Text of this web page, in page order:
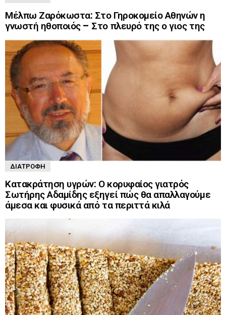
Μέλπω Ζαρόκωστα: Στο Γηροκομείο Αθηνών η
γνωστή ηθοποιός – Στο πλευρό της ο γιος της
ΔΙΑΤΡΟΦΉ
Κατακράτηση υγρών: Ο κορυφαίος γιατρός
Σωτήρης Αδαμίδης εξηγεί πώς θα απαλλαγούμε
άμεσα και φυσικά από τα περιττά κιλά